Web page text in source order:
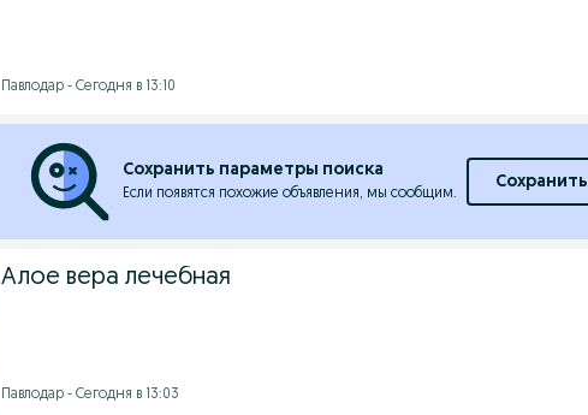
Павлодар - Сегодня в 13:10
Сохранить параметры поиска
Если появятся похожие объявления, мы сообщим.
Сохранить
Алое вера лечебная
Павлодар - Сегодня в 13:03